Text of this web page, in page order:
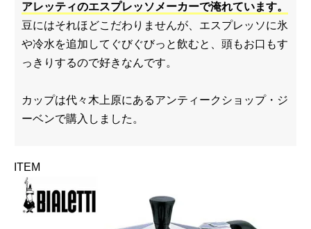
アレッティのエスプレッソメーカーで淹れています。
豆にはそれほどこだわりませんが、エスプレッソに氷
や冷水を追加してぐびぐびっと飲むと、頭もお口もす
っきりするので好きなんです。
カップは代々木上原にあるアンティークショップ・ジ
ーベンで購入しました。
ITEM